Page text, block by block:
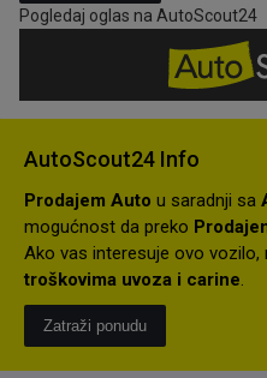
Pogledaj oglas na AutoScout24
AutoScout24 Info
Prodajem Auto u saradnji sa
mogućnost da preko
Ako vas interesuje ovo vozilo,
troškovima uvoza i carine.
Zatraži ponudu